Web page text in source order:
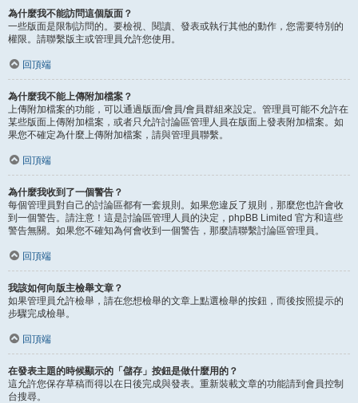
為什麼我不能訪問這個版面？
一些版面是限制訪問的。要檢視、閱讀、發表或執行其他的動作，您需要特別的
權限。請聯繫版主或管理員允許您使用。
回頂端
為什麼我不能上傳附加檔案？
上傳附加檔案的功能，可以通過版面/會員/會員群組來設定。管理員可能不允許在
某些版面上傳附加檔案，或者只允許討論區管理人員在版面上發表附加檔案。如
果您不確定為什麼上傳附加檔案，請與管理員聯繫。
回頂端
為什麼我收到了一個警告？
每個管理員對自己的討論區都有一套規則。如果您違反了規則，那麼您也許會收
到一個警告。請注意！這是討論區管理人員的決定，phpBB Limited 官方和這些
警告無關。如果您不確知為何會收到一個警告，那麼請聯繫討論區管理員。
回頂端
我該如何向版主檢舉文章？
如果管理員允許檢舉，請在您想檢舉的文章上點選檢舉的按鈕，而後按照提示的
步驟完成檢舉。
回頂端
在發表主題的時候顯示的「儲存」按鈕是做什麼用的？
這允許您保存草稿而得以在日後完成與發表。重新裝載文章的功能請到會員控制
台搜尋。